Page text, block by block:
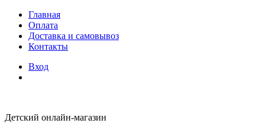
Главная
Оплата
Доставка и самовывоз
Контакты
Вход
Детский онлайн-магазин